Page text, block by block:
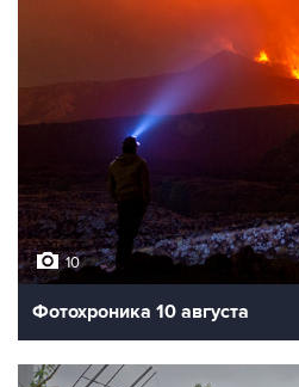
10
Фотохроника 10 августа